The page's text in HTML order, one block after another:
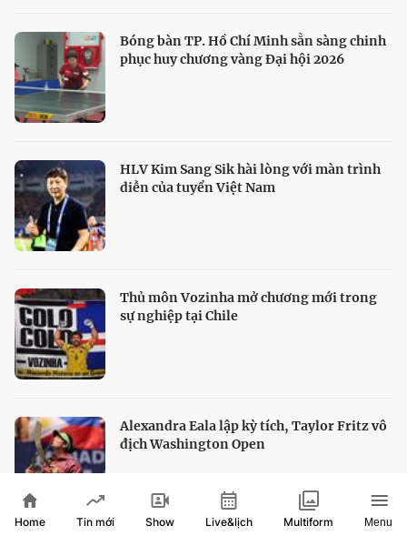
Bóng bàn TP. Hồ Chí Minh sẵn sàng chinh
phục huy chương vàng Đại hội 2026
HLV Kim Sang Sik hài lòng với màn trình
diễn của tuyển Việt Nam
Thủ môn Vozinha mở chương mới trong
sự nghiệp tại Chile
Alexandra Eala lập kỳ tích, Taylor Fritz vô
địch Washington Open
Home Tin mới Show Live&lịch Multiform Menu